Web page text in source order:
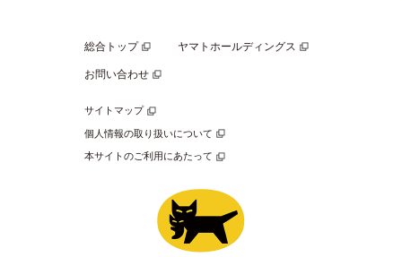
総合トップ ヤマトホールディングス
お問い合わせ
サイトマップ
個人情報の取り扱いについて
本サイトのご利用にあたって